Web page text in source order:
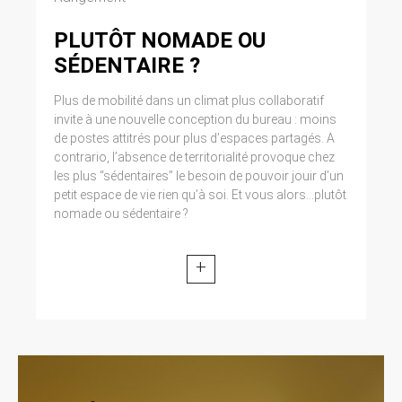
PLUTÔT NOMADE OU
SÉDENTAIRE ?
Plus de mobilité dans un climat plus collaboratif
invite à une nouvelle conception du bureau : moins
de postes attitrés pour plus d’espaces partagés. A
contrario, l’absence de territorialité provoque chez
les plus “sédentaires” le besoin de pouvoir jouir d’un
petit espace de vie rien qu’à soi. Et vous alors...plutôt
nomade ou sédentaire ?
+
pictogramme de menu (symbolisé par trois
lignes horizontales). Sélectionnez Paramètres.
Cliquez sur Afficher les paramètres avancés.
préférences. Dans l’onglet ‘Confidentialité’,
vous pouvez bloquer les cookies.
9. DROIT APPLICABLE ET
ATTRIBUTION DE
JURIDICTION.
https://clen.fr est soumis au droit français. Il est
fait attribution exclusive de juridiction aux